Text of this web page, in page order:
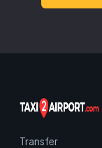
Transfer